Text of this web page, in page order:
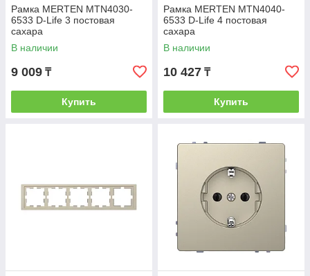
Рамка MERTEN MTN4030-
6533 D-Life 3 постовая
сахара
В наличии
9 009 ₸
Купить
Рамка MERTEN MTN4040-
6533 D-Life 4 постовая
сахара
В наличии
10 427 ₸
Купить